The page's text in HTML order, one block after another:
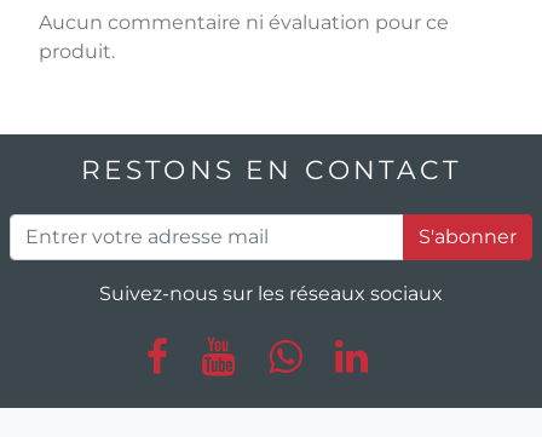
Aucun commentaire ni évaluation pour ce
produit.
RESTONS EN CONTACT
S'abonner
Suivez-nous sur les réseaux sociaux